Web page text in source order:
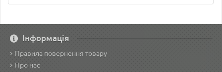
Інформація
Правила повернення товару
Про нас